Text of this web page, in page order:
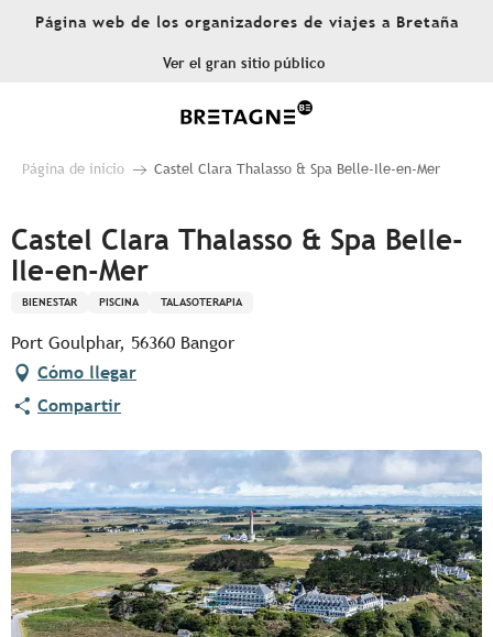
AllerPágina web de los organizadores de viajes a Bretaña
Ver el gran sitio público
Página de inicio Castel Clara Thalasso & Spa Belle-Ile-en-Mer
Castel Clara Thalasso & Spa Belle-
Ile-en-Mer
BIENESTAR PISCINA TALASOTERAPIA
Port Goulphar, 56360 Bangor
Cómo llegar
Compartir